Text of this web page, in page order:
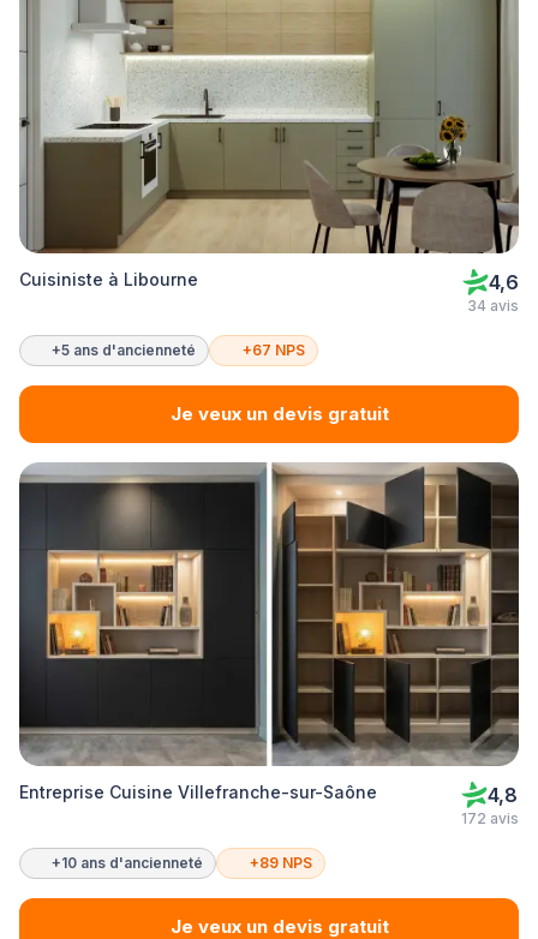
Cuisiniste à Libourne 4,6
34 avis
+5 ans d'ancienneté +67 NPS
Je veux un devis gratuit
Entreprise Cuisine Villefranche-sur-Saône 4,8
172 avis
+10 ans d'ancienneté +89 NPS
Je veux un devis gratuit